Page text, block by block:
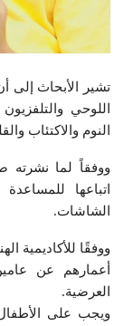
تشير الأبحاث إلى
اللوحي
النوم والاكتئاب
اتباعها
الشاشات.
ووفقًا للأكاديمية
أعمارهم عن
العرضية.